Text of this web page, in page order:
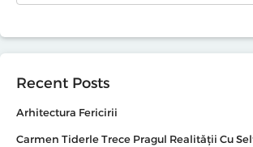
Recent Posts
Arhitectura Fericirii
Carmen Tiderle Trece Pragul Realității Cu